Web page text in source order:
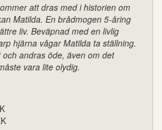
att dras med i historien om
Matilda. En brådmogen 5-åring
liv. Beväpnad med en livlig
hjärna vågar Matilda ta ställning.
andras öde, även om det
vara lite olydig.